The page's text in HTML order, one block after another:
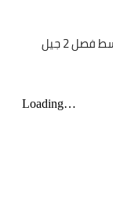
2021
نموذج اختبار تربية الاسلامية للسنة الثالثة متوسط فصل 2 جيل